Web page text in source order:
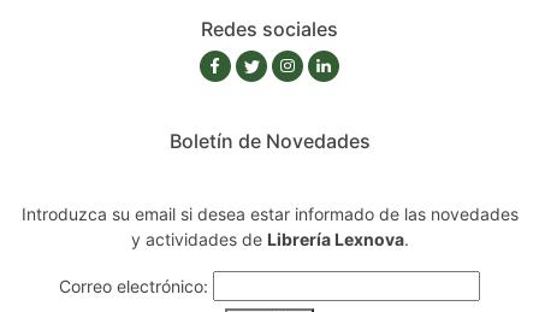
Redes sociales
Boletín de Novedades
Introduzca su email si desea estar informado de las novedades
y actividades de Librería Lexnova.
Correo electrónico: